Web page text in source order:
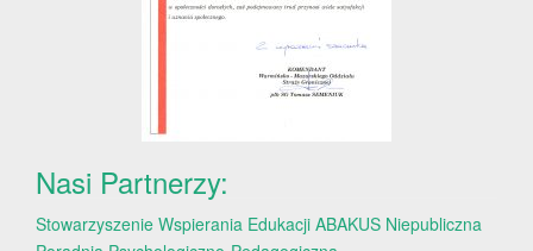
Nasi Partnerzy:
Stowarzyszenie Wspierania Edukacji ABAKUS Niepubliczna